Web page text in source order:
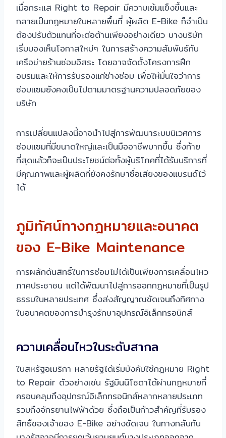
เมื่อกระแส Right to Repair มีความเข้มแข็งขึ้นและ
กลายเป็นกฎหมายในหลายพื้นที่ ผู้ผลิต E-Bike ก็จำเป็น
ต้องปรับตัวแทนที่จะต่อต้านเพียงอย่างเดียว บางบริษัท
เริ่มมองเห็นโอกาสใหม่ๆ ในการสร้างความสัมพันธ์กับ
เครือข่ายร้านซ่อมอิสระ โดยอาจจัดตั้งโครงการฝึก
อบรมและให้การรับรองแก่ช่างซ่อม เพื่อให้มั่นใจว่าการ
ซ่อมแซมยังคงเป็นไปตามมาตรฐานความปลอดภัยของ
บริษัท
การเปลี่ยนแปลงนี้อาจนำไปสู่การพัฒนาระบบนิเวศการ
ซ่อมแซมที่มีขนาดใหญ่และเป็นมืออาชีพมากขึ้น ซึ่งท้าย
ที่สุดแล้วก็จะเป็นประโยชน์ต่อทั้งผู้บริโภคที่ได้รับบริการที่
มีคุณภาพและผู้ผลิตที่ยังคงรักษาชื่อเสียงของแบรนด์ไว้
ได้
ภูมิทัศน์ทางกฎหมายและอนาคต
ของ E-Bike Maintenance
การผลักดันสิทธิ์ในการซ่อมไม่ได้เป็นเพียงการเคลื่อนไหว
ภาคประชาชน แต่ได้พัฒนาไปสู่การออกกฎหมายที่เป็นรูป
ธรรมในหลายประเทศ ซึ่งส่งสัญญาณชัดเจนถึงทิศทาง
ในอนาคตของการบำรุงรักษาอุปกรณ์อิเล็กทรอนิกส์
ความเคลื่อนไหวในระดับสากล
ในสหรัฐอเมริกา หลายรัฐได้เริ่มบังคับใช้กฎหมาย Right
to Repair ตัวอย่างเช่น รัฐมินนิโซตาได้ผ่านกฎหมายที่
ครอบคลุมถึงอุปกรณ์อิเล็กทรอนิกส์หลากหลายประเภท
รวมถึงจักรยานไฟฟ้าด้วย ซึ่งถือเป็นก้าวสำคัญที่รับรอง
สิทธิ์ของเจ้าของ E-Bike อย่างชัดเจน ในทางกลับกัน